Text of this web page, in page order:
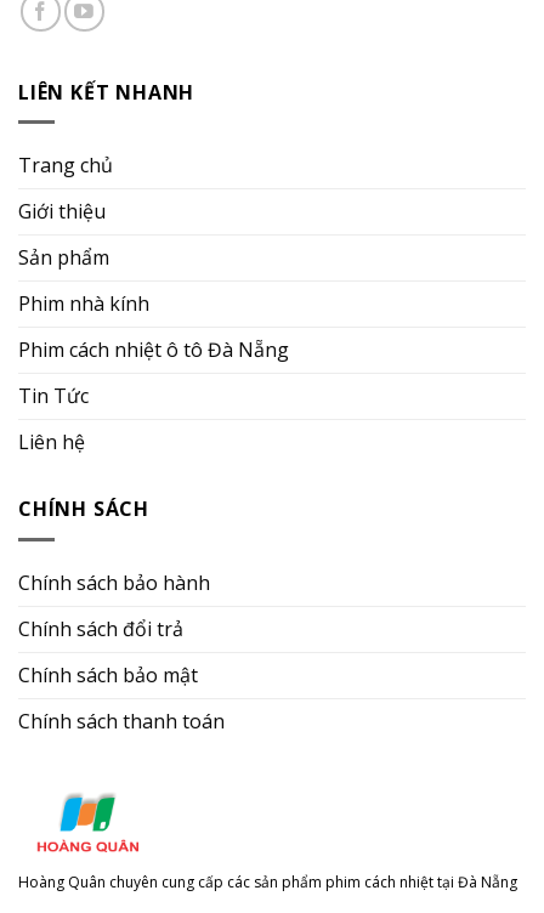
LIÊN KẾT NHANH
Trang chủ
Giới thiệu
Sản phẩm
Phim nhà kính
Phim cách nhiệt ô tô Đà Nẵng
Tin Tức
Liên hệ
CHÍNH SÁCH
Chính sách bảo hành
Chính sách đổi trả
Chính sách bảo mật
Chính sách thanh toán
Hoàng Quân chuyên cung cấp các sản phẩm phim cách nhiệt tại Đà Nẵng